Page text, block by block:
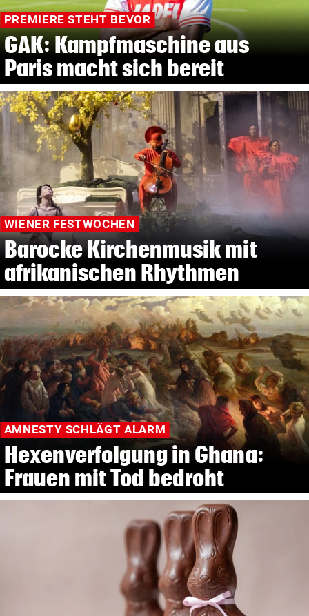
PREMIERE STEHT BEVOR
GAK: Kampfmaschine aus
Paris macht sich bereit
WIENER FESTWOCHEN
Barocke Kirchenmusik mit
afrikanischen Rhythmen
AMNESTY SCHLÄGT ALARM
Hexenverfolgung in Ghana:
Frauen mit Tod bedroht